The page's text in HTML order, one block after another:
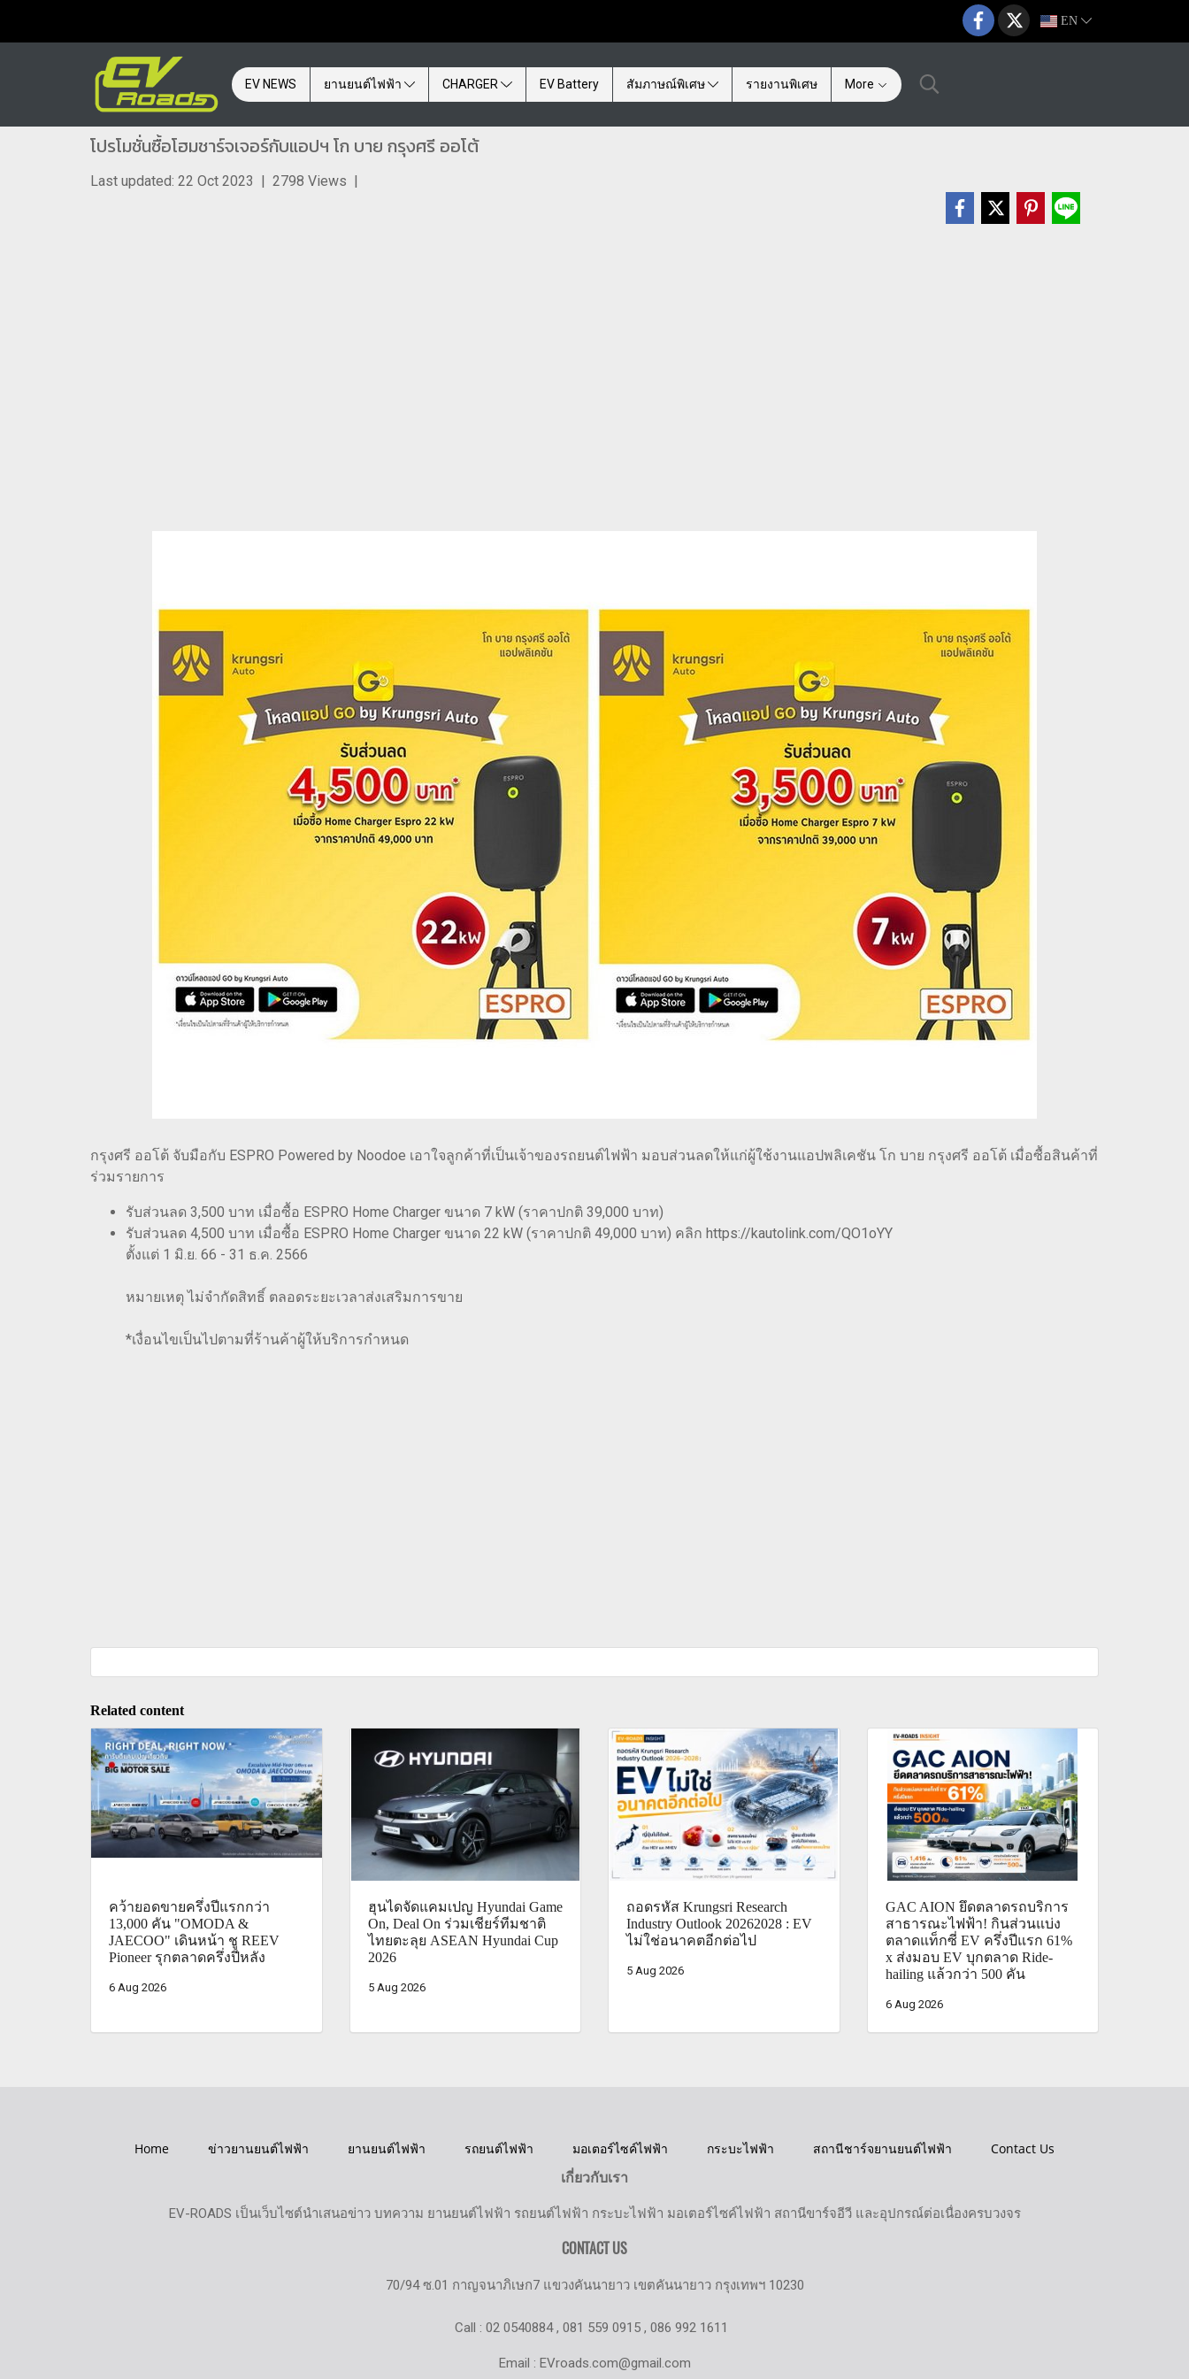
EN
EV NEWS ยานยนต์ไฟฟ้า CHARGER EV Battery สัมภาษณ์พิเศษ รายงานพิเศษ More
โปรโมชั่นซื้อโฮมชาร์จเจอร์กับแอปฯ โก บาย กรุงศรี ออโต้
Last updated: 22 Oct 2023 | 2798 Views |
กรุงศรี ออโต้ จับมือกับ ESPRO Powered by Noodoe เอาใจลูกค้าที่เป็นเจ้าของรถยนต์ไฟฟ้า มอบส่วนลดให้แก่ผู้ใช้งานแอปพลิเคชัน โก บาย กรุงศรี ออโต้ เมื่อซื้อสินค้าที่
ร่วมรายการ
รับส่วนลด 3,500 บาท เมื่อซื้อ ESPRO Home Charger ขนาด 7 kW (ราคาปกติ 39,000 บาท)
รับส่วนลด 4,500 บาท เมื่อซื้อ ESPRO Home Charger ขนาด 22 kW (ราคาปกติ 49,000 บาท) คลิก https://kautolink.com/QO1oYY
ตั้งแต่ 1 มิ.ย. 66 - 31 ธ.ค. 2566
หมายเหตุ ไม่จำกัดสิทธิ์ ตลอดระยะเวลาส่งเสริมการขาย
*เงื่อนไขเป็นไปตามที่ร้านค้าผู้ให้บริการกำหนด
Related content
คว้ายอดขายครึ่งปีแรกกว่า
13,000 คัน "OMODA &
JAECOO" เดินหน้า ชู REEV
Pioneer รุกตลาดครึ่งปีหลัง
6 Aug 2026
ฮุนไดจัดแคมเปญ Hyundai Game
On, Deal On ร่วมเชียร์ทีมชาติ
ไทยตะลุย ASEAN Hyundai Cup
2026
5 Aug 2026
ถอดรหัส Krungsri Research
Industry Outlook 20262028 : EV
ไม่ใช่อนาคตอีกต่อไป
5 Aug 2026
GAC AION ยึดตลาดรถบริการ
สาธารณะไฟฟ้า! กินส่วนแบ่ง
ตลาดแท็กซี่ EV ครึ่งปีแรก 61%
x ส่งมอบ EV บุกตลาด Ride-
hailing แล้วกว่า 500 คัน
6 Aug 2026
Home ข่าวยานยนต์ไฟฟ้า ยานยนต์ไฟฟ้า รถยนต์ไฟฟ้า มอเตอร์ไซค์ไฟฟ้า กระบะไฟฟ้า สถานีชาร์จยานยนต์ไฟฟ้า
Contact Us
เกี่ยวกับเรา
EV-ROADS เป็นเว็บไซต์นำเสนอข่าว บทความ ยานยนต์ไฟฟ้า รถยนต์ไฟฟ้า กระบะไฟฟ้า มอเตอร์ไซค์ไฟฟ้า สถานีขาร์จอีวี และอุปกรณ์ต่อเนื่องครบวงจร
CONTACT US
70/94 ซ.01 กาญจนาภิเษก7 แขวงคันนายาว เขตคันนายาว กรุงเทพฯ 10230
Call : 02 0540884 , 081 559 0915 , 086 992 1611
Email : EVroads.com@gmail.com